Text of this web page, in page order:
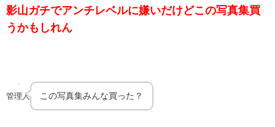
影山ガチでアンチレベルに嫌いだけどこの写真集買
うかもしれん
管理人 この写真集みんな買った？